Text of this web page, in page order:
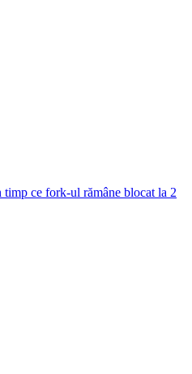
ce fork-ul rămâne blocat la 2